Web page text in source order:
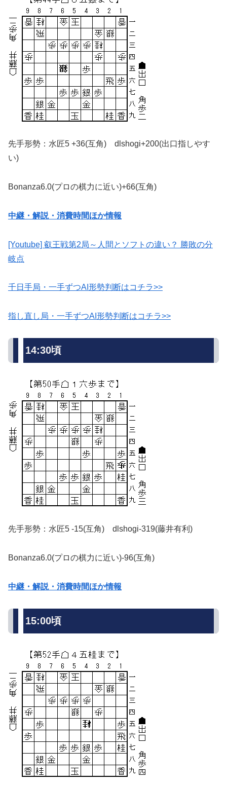
先手形勢：水匠5 +36(互角) dlshogi+200(出口指しやす
い)
Bonanza6.0(プロの棋力に近い)+66(互角)
中継・解説・消費時間ほか情報
[Youtube] 叡王戦第2局～人間とソフトの違い？ 勝敗の分
岐点
千日手局・一手ずつAI形勢判断はコチラ>>
指し直し局・一手ずつAI形勢判断はコチラ>>
14:30頃
先手形勢：水匠5 -15(互角) dlshogi-319(藤井有利)
Bonanza6.0(プロの棋力に近い)-96(互角)
中継・解説・消費時間ほか情報
15:00頃